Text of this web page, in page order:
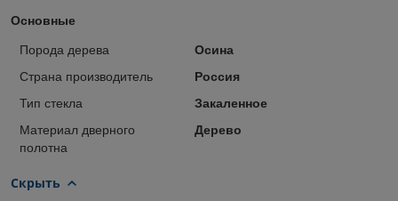
Основные
Порода дерева
Осина
Страна производитель
Россия
Тип стекла
Закаленное
Материал дверного
полотна
Дерево
Скрыть